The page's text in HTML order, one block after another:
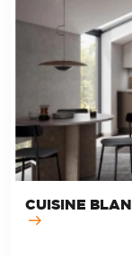
CUISINE